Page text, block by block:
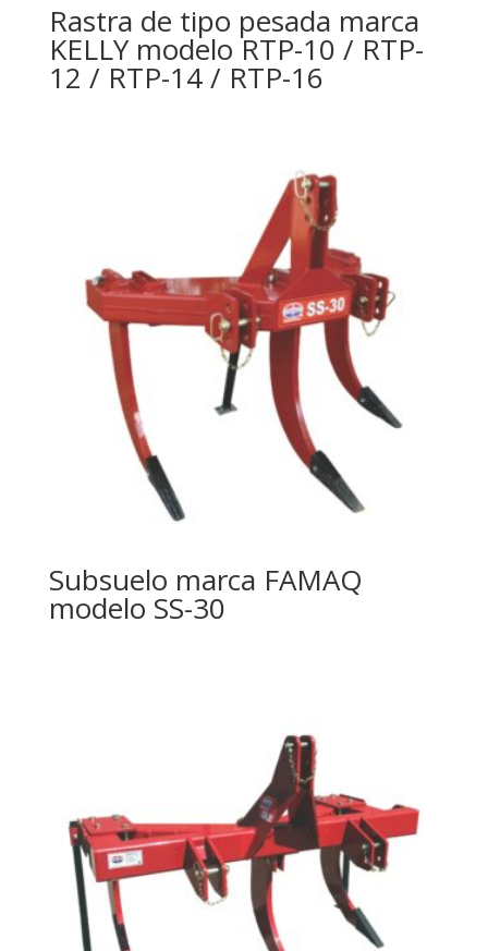
Rastra de tipo pesada marca
KELLY modelo RTP-10 / RTP-
12 / RTP-14 / RTP-16
Subsuelo marca FAMAQ
modelo SS-30